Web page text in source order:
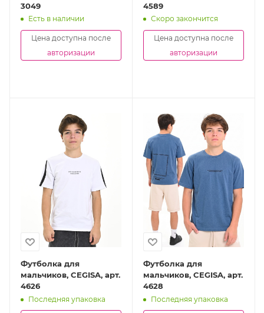
3049
Есть в наличии
Цена доступна после
авторизации
4589
Скоро закончится
Цена доступна после
авторизации
Футболка для
мальчиков, CEGISA, арт.
4626
Последняя упаковка
Футболка для
мальчиков, CEGISA, арт.
4628
Последняя упаковка